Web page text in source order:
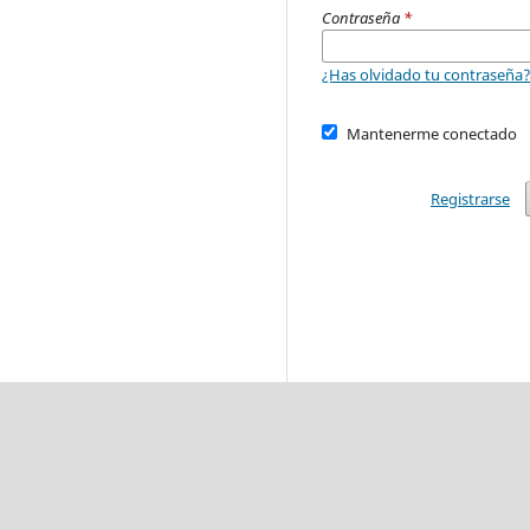
Contraseña *
¿Has olvidado tu contraseña?
Mantenerme conectado
Registrarse